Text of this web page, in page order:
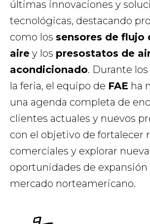
últimas innovaciones y
tecnológicas, destacando
como los sensores de flujo
aire y los presostatos de
acondicionado. Durante
la feria, el equipo de FAE ha
una agenda completa de
clientes actuales y nuevos
con el objetivo de fortalecer
comerciales y explorar
oportunidades de expansión
mercado norteamericano.